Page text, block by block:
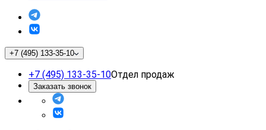
+7 (495) 133-35-10
+7 (495) 133-35-10Отдел продаж
Заказать звонок